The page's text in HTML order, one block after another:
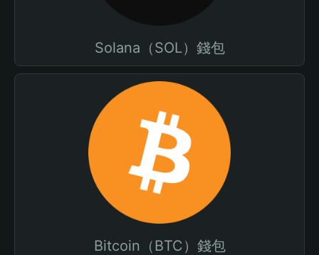
Solana（SOL）錢包
Bitcoin（BTC）錢包